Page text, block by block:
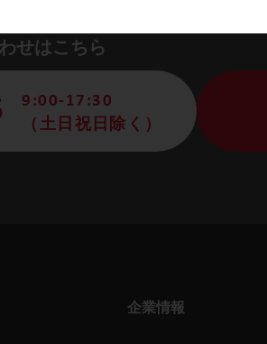
せはこちら
9:00-17:30
（土日祝日除く）
企業情報